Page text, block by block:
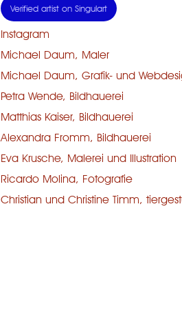
Verified artist on Singulart
Instagram
Michael Daum, Maler
Michael Daum, Grafik- und
Petra Wende, Bildhauerei
Matthias Kaiser, Bildhauerei
Alexandra Fromm, Bildhauerei
Eva Krusche, Malerei und Illustration
Ricardo Molina, Fotografie
Christian und Christine Timm,